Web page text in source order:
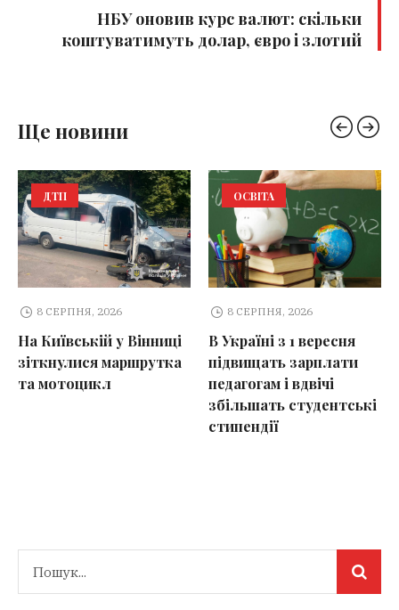
НБУ оновив курс валют: скільки
коштуватимуть долар, євро і злотий
Ще новини
ДТП
8 СЕРПНЯ, 2026
На Київській у Вінниці
зіткнулися маршрутка
та мотоцикл
ОСВІТА
8 СЕРПНЯ, 2026
В Україні з 1 вересня
підвищать зарплати
педагогам і вдвічі
збільшать студентські
стипендії